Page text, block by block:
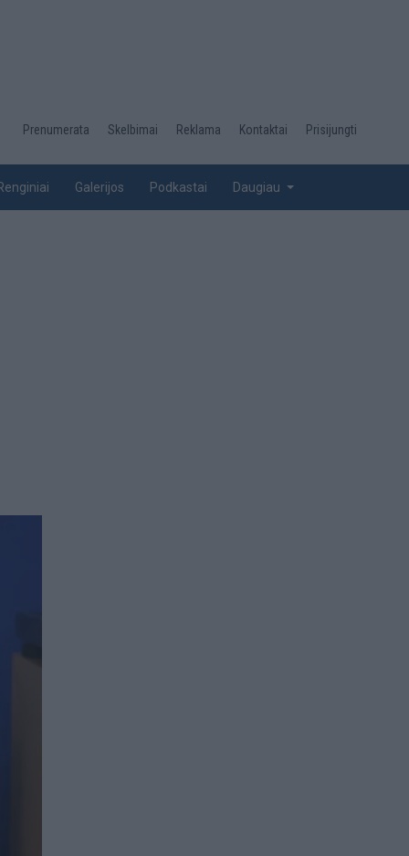
Desktop
top
Prenumerata Skelbimai Reklama Kontaktai Prisijungti
Galerijos Podkastai Daugiau